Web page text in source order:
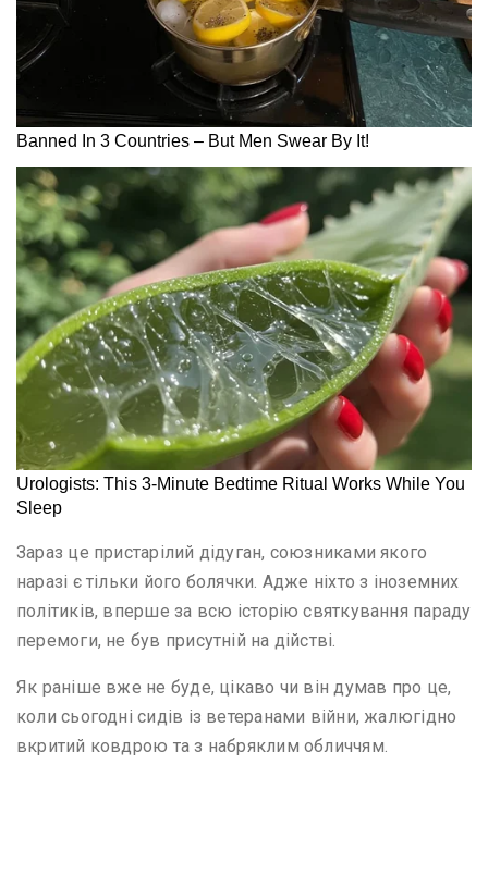
Зараз це пристарілий дідуган, союзниками якого
наразі є тільки його болячки. Адже ніхто з іноземних
політиків, вперше за всю історію святкування параду
перемоги, не був присутній на дійстві.
Як раніше вже не буде, цікаво чи він думав про це,
коли сьогодні сидів із ветеранами війни, жалюгідно
вкритий ковдрою та з набряклим обличчям.